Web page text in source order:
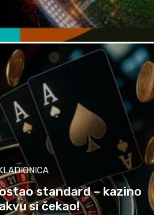
standard – kazino
si čekao!